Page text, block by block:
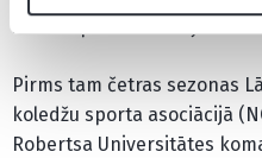
sezonu profesionālajā
Pirms tam četras sezonas
koledžu sporta asociācijā
Robertsa Universitātes